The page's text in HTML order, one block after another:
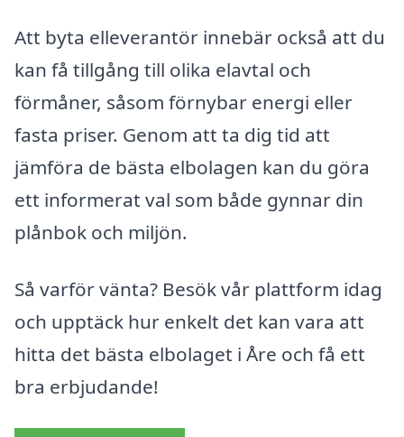
Att byta elleverantör innebär också att du
kan få tillgång till olika elavtal och
förmåner, såsom förnybar energi eller
fasta priser. Genom att ta dig tid att
jämföra de bästa elbolagen kan du göra
ett informerat val som både gynnar din
plånbok och miljön.
Så varför vänta? Besök vår plattform idag
och upptäck hur enkelt det kan vara att
hitta det bästa elbolaget i Åre och få ett
bra erbjudande!